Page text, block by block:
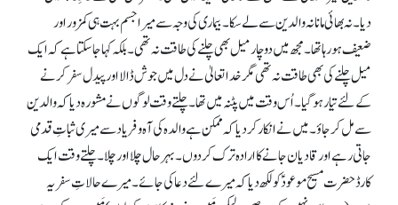
دیا۔ نہ بھائی مانا نہ والدین سے لے سکا۔ بیماری کی وجہ سے میرا جسم بہت ہی کمزور اور
ضعیف ہو رہا تھا۔ مجھ میں دو چار میل بھی چلنے کی طاقت نہ تھی۔ بلکہ کہا جا سکتا ہے کہ ایک
میل چلنے کی بھی طاقت نہ تھی مگر خدا تعالیٰ نے دل میں جوش ڈالا اور پیدل سفر کرنے
کے لئے تیار ہو گیا۔ اُس وقت میں پٹنہ میں تھا۔ چلتے وقت لوگوں نے مشورہ دیا کہ والدین
سے مل کر جاؤ۔ میں نے انکار کر دیا کہ ممکن ہے والدہ کی آہ و فریاد سے میری ثباتِ قدمی
جاتی رہے اور قادیان جانے کا ارادہ ترک کر دوں۔ بہر حال چلا اور چلا۔ چلتے وقت ایک
کارڈ حضرت مسیح موعودؑ کو لکھ دیا کہ میرے لئے دعا کی جائے۔ میرے حالاتِ سفر یہ